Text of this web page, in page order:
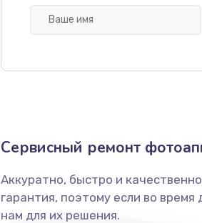
Сервисный ремонт
Аккуратно, быстро и
гарантия, поэтому если во
нам для их решения.